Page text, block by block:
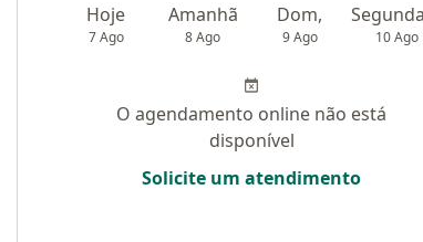
Hoje
7 Ago
Amanhã
8 Ago
Dom,
9 Ago 10 Ago
O agendamento online não está
disponível
Solicite um atendimento